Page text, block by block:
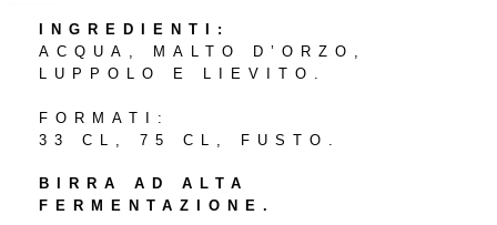
INGREDIENTI:
ACQUA, MALTO D’ORZO,
LUPPOLO E LIEVITO.
FORMATI:
33 CL, 75 CL, FUSTO.
BIRRA AD ALTA
FERMENTAZIONE.